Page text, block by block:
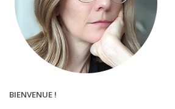
BIENVENUE !